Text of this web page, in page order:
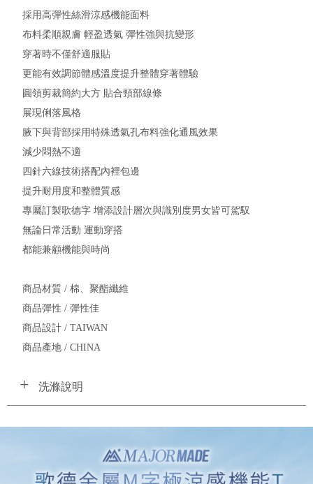
採用高彈性絲滑涼感機能面料
布料柔順親膚 輕盈透氣 彈性強與抗變形
穿著時不僅舒適服貼
更能有效調節體感溫度提升整體穿著體驗
圓領剪裁簡約大方 貼合頸部線條
展現俐落風格
腋下與背部採用特殊透氣孔布料強化通風效果
減少悶熱不適
四針六線技術搭配內裡包邊
提升耐用度和整體質感
專屬訂製歌德字 增添設計層次與識別度男女皆可駕馭
無論日常活動 運動穿搭
都能兼顧機能與時尚
商品材質 / 棉、聚酯纖維
商品彈性 / 彈性佳
商品設計 / TAIWAN
商品產地 / CHINA
洗滌說明